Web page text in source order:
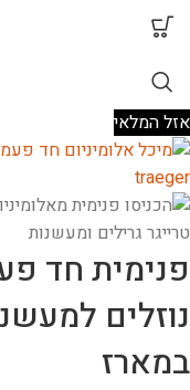
אזל המלאי
פנימית חד
במארז